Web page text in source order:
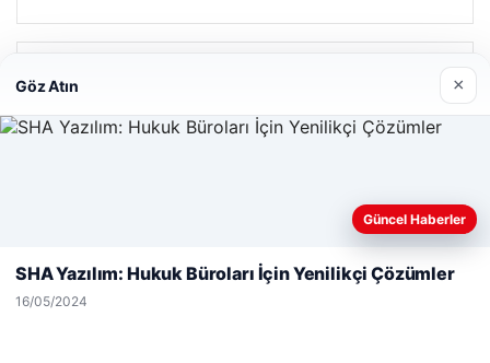
Hastaş Beton
Web sitemizi nasıl kullandığınızı daha iyi anlayabilmek,
deneyiminizi kişiselleştirmek ve geliştirmek amacıyla çerezler
Göz Atın ×
Güncel Haberler
SHA Yazılım: Hukuk Büroları İçin Yenilikçi Çözümler
16/05/2024